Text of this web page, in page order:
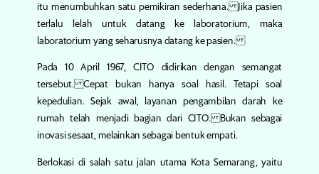
itu menumbuhkan satu pemikiran sederhana. Jika pasien
terlalu lelah untuk datang ke laboratorium, maka
laboratorium yang seharusnya datang ke pasien.
Pada 10 April 1967, CITO didirikan dengan semangat
tersebut. Cepat bukan hanya soal hasil. Tetapi soal
kepedulian. Sejak awal, layanan pengambilan darah ke
rumah telah menjadi bagian dari CITO. Bukan sebagai
inovasi sesaat, melainkan sebagai bentuk empati.
Berlokasi di salah satu jalan utama Kota Semarang, yaitu